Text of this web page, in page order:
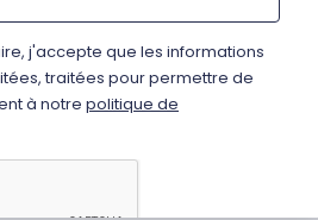
vous intéresse(nt) ?
entreprise
entreprise
j'accepte que les informations
traitées pour permettre de
à notre politique de